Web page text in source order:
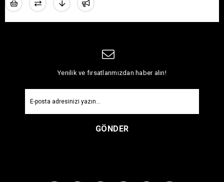
Yenilik ve fırsatlarımızdan haber alın!
GÖNDER